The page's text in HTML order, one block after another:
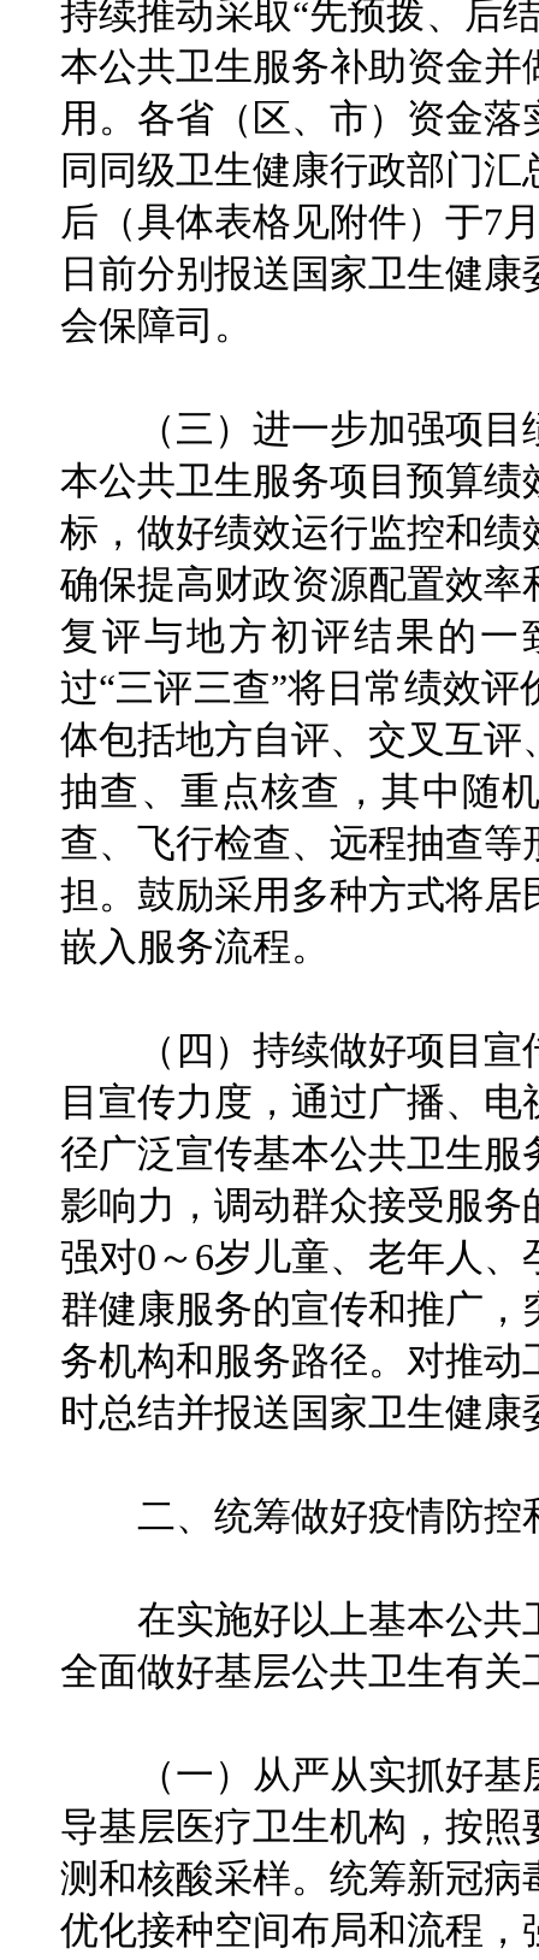
持续推动采取“先预拨、后
本公共卫生服务补助资金
用。各省（区、市）资金
同同级卫生健康行政部门
后（具体表格见附件）于7
日前分别报送国家卫生健
会保障司。
（三）进一步加强项目
本公共卫生服务项目预算
标，做好绩效运行监控和
确保提高财政资源配置效
复评与地方初评结果的
过“三评三查”将日常绩效
体包括地方自评、交叉互
抽查、重点核查，其中随
查、飞行检查、远程抽查
担。鼓励采用多种方式将
嵌入服务流程。
（四）持续做好项目宣
目宣传力度，通过广播、
径广泛宣传基本公共卫生
影响力，调动群众接受服
强对0～6岁儿童、老年人
群健康服务的宣传和推广
务机构和服务路径。对推
时总结并报送国家卫生健康
二、统筹做好疫情防控
在实施好以上基本公共
全面做好基层公共卫生有关
（一）从严从实抓好基
导基层医疗卫生机构，按
测和核酸采样。统筹新冠
优化接种空间布局和流程